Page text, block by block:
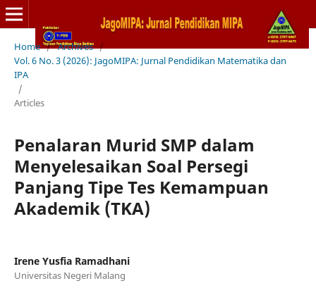
Home / Archives /
Vol. 6 No. 3 (2026): JagoMIPA: Jurnal Pendidikan Matematika dan
IPA
/
Articles
Penalaran Murid SMP dalam
Menyelesaikan Soal Persegi
Panjang Tipe Tes Kemampuan
Akademik (TKA)
Irene Yusfia Ramadhani
Universitas Negeri Malang